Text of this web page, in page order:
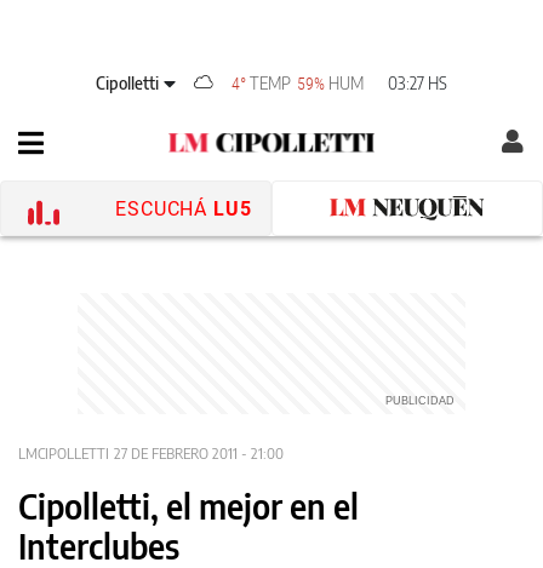
Cipolletti 4°TEMP 59% HUM 03:27 HS
ESCUCHÁ LU5
LMCIPOLLETTI 27 DE FEBRERO 2011 - 21:00
Cipolletti, el mejor en el
Interclubes